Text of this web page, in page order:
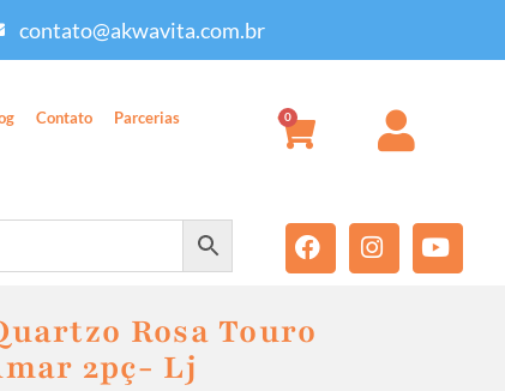
contato@akwavita.com.br
Contato Parcerias 0
Rosa Touro
2pç- Lj